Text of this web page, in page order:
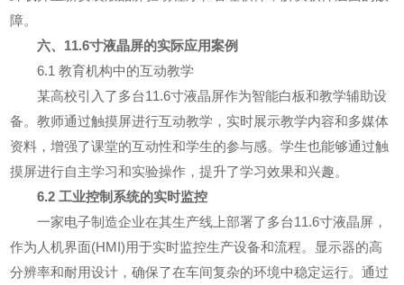
障。
六、11.6寸液晶屏的实际应用案例
6.1 教育机构中的互动教学
某高校引入了多台11.6寸液晶屏作为智能白板和教学辅助设
备。教师通过触摸屏进行互动教学，实时展示教学内容和多媒体
资料，增强了课堂的互动性和学生的参与感。学生也能够通过触
摸屏进行自主学习和实验操作，提升了学习效果和兴趣。
6.2 工业控制系统的实时监控
一家电子制造企业在其生产线上部署了多台11.6寸液晶屏，
作为人机界面(HMI)用于实时监控生产设备和流程。显示器的高
分辨率和耐用设计，确保了在车间复杂的环境中稳定运行。通过